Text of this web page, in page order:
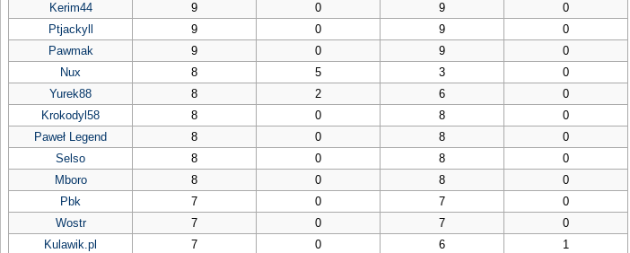
Kerim44
9 0 9
0
Ptjackyll
9 0 9
0
Pawmak
9 0 9
0
Nux
8 5 3
0
Yurek88
8 2 6
0
Krokodyl58
8 0 8
0
Paweł Legend
8 0 8
0
Selso
8 0 8
0
Mboro
8 0 8
0
Pbk
7 0 7
0
Wostr
7 0 7
0
Kulawik.pl
7 0 6
1